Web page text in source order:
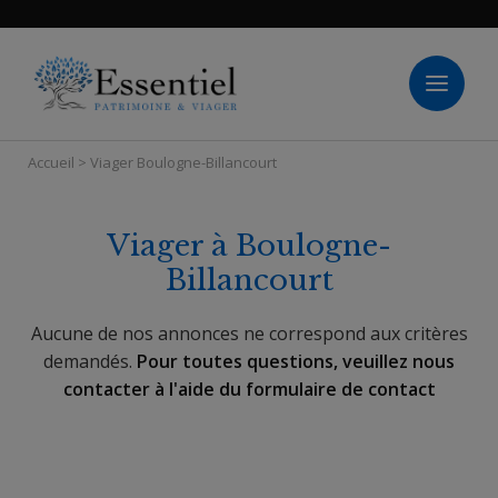
Accueil > Viager Boulogne-Billancourt
Viager à Boulogne-
Billancourt
Aucune de nos annonces ne correspond aux critères
demandés. Pour toutes questions, veuillez nous
contacter à l'aide du formulaire de contact